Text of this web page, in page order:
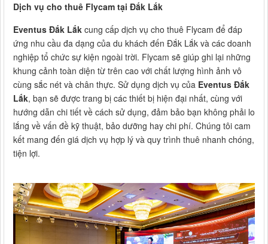
Dịch vụ cho thuê Flycam tại Đắk Lắk
Eventus Đắk Lắk cung cấp dịch vụ cho thuê Flycam để đáp
ứng nhu cầu đa dạng của du khách đến Đắk Lắk và các doanh
nghiệp tổ chức sự kiện ngoài trời. Flycam sẽ giúp ghi lại những
khung cảnh toàn diện từ trên cao với chất lượng hình ảnh vô
cùng sắc nét và chân thực. Sử dụng dịch vụ của Eventus Đắk
Lắk, bạn sẽ được trang bị các thiết bị hiện đại nhất, cùng với
hướng dẫn chi tiết về cách sử dụng, đảm bảo bạn không phải lo
lắng về vấn đề kỹ thuật, bảo dưỡng hay chi phí. Chúng tôi cam
kết mang đến giá dịch vụ hợp lý và quy trình thuê nhanh chóng,
tiện lợi.